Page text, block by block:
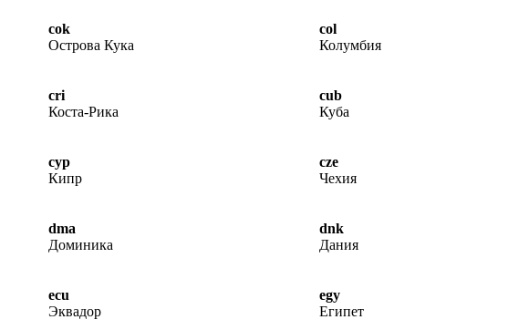
cok
Острова Кука
col
Колумбия
cri
Коста-Рика
cub
Куба
cyp
Кипр
cze
Чехия
dma
Доминика
dnk
Дания
ecu
Эквадор
egy
Египет